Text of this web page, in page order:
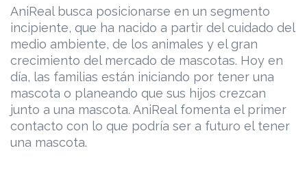
AniReal busca posicionarse en un segmento
incipiente, que ha nacido a partir del cuidado del
medio ambiente, de los animales y el gran
crecimiento del mercado de mascotas. Hoy en
día, las familias están iniciando por tener una
mascota o planeando que sus hijos crezcan
junto a una mascota. AniReal fomenta el primer
contacto con lo que podría ser a futuro el tener
una mascota.